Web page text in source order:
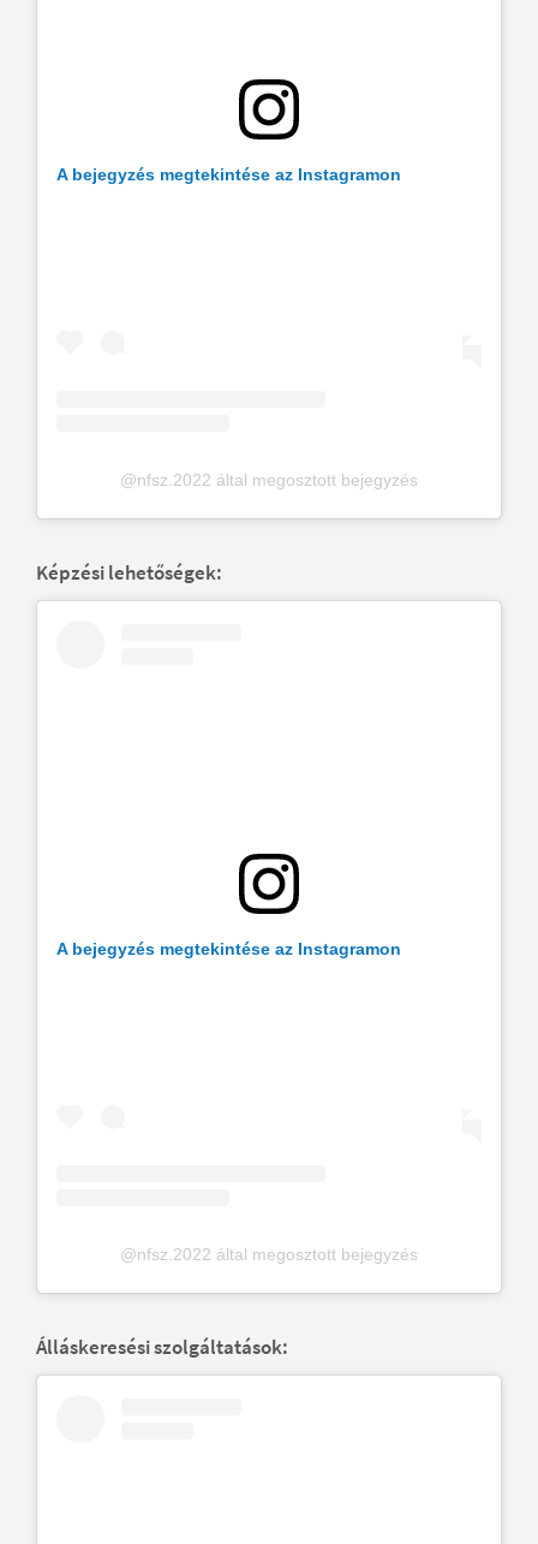
A bejegyzés megtekintése az Instagramon
@nfsz.2022 által megosztott bejegyzés
Képzési lehetőségek:
A bejegyzés megtekintése az Instagramon
@nfsz.2022 által megosztott bejegyzés
Álláskeresési szolgáltatások: